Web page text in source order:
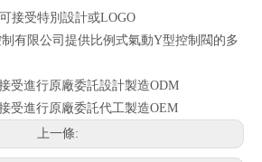
接受特別設計或LOGO
有限公司提供比例式氣動Y型控制閥的多
受進行原廠委託設計製造ODM
受進行原廠委託代工製造OEM
上一條: